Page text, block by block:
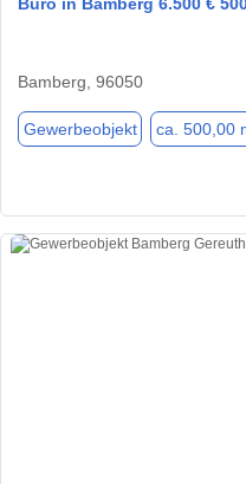
Büro in Bamberg 6.500 €
Bamberg, 96050
Gewerbeobjekt ca. 500,00